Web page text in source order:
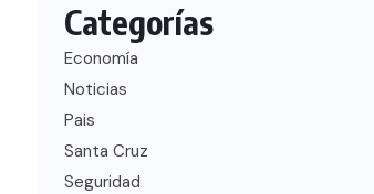
Categorías
Economía
Noticias
Pais
Santa Cruz
Seguridad